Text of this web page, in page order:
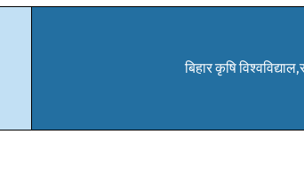
बिहार कृषि